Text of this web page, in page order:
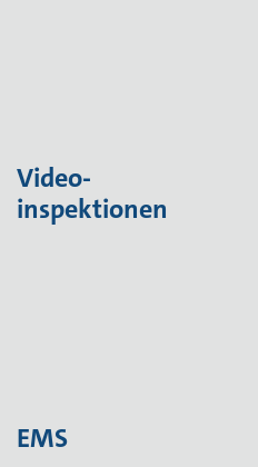
Video-
inspektionen
EMS